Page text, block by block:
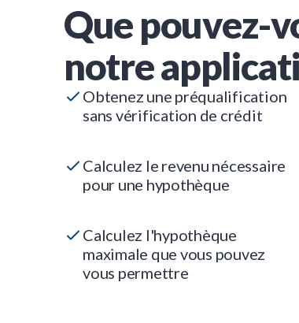
Que pouvez-
notre
Obtenez une préqualification
sans vérification de crédit
Calculez le revenu nécessaire
pour une hypothèque
Calculez l'hypothèque
maximale que vous pouvez
vous permettre